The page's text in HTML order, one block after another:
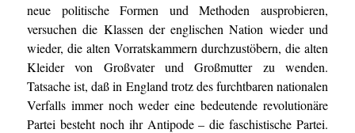
neue politische Formen und Methoden ausprobieren,
versuchen die Klassen der englischen Nation wieder und
wieder, die alten Vorratskammern durchzustöbern, die alten
Kleider von Großvater und Großmutter zu wenden.
Tatsache ist, daß in England trotz des furchtbaren nationalen
Verfalls immer noch weder eine bedeutende revolutionäre
Partei besteht noch ihr Antipode – die faschistische Partei.